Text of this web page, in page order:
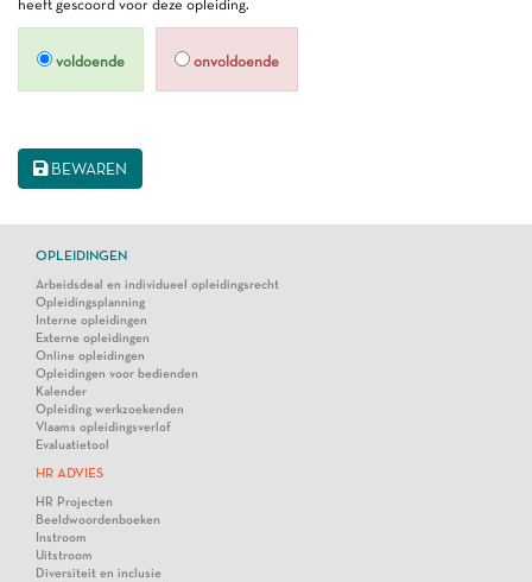
heeft gescoord voor deze opleiding.
voldoende onvoldoende
BEWAREN
OPLEIDINGEN
Arbeidsdeal en individueel opleidingsrecht
Opleidingsplanning
Interne opleidingen
Externe opleidingen
Online opleidingen
Opleidingen voor bedienden
Kalender
Opleiding werkzoekenden
Vlaams opleidingsverlof
Evaluatietool
HR ADVIES
HR Projecten
Beeldwoordenboeken
Instroom
Uitstroom
Diversiteit en inclusie